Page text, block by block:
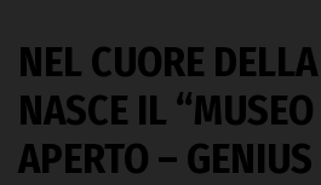
NEL CUORE
NASCE IL
APERTO –